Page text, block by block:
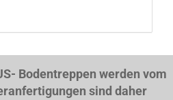
werden vom
sind daher